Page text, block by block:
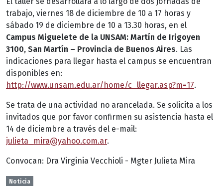
trabajo, viernes 18 de diciembre de 10 a 17 horas y
sábado 19 de diciembre de 10 a 13.30 horas, en el
Campus Miguelete de la UNSAM: Martín de Irigoyen
3100, San Martín – Provincia de Buenos Aires. Las
indicaciones para llegar hasta el campus se encuentran
disponibles en:
http://www.unsam.edu.ar/home/c_llegar.asp?m=17.
Se trata de una actividad no arancelada. Se solicita a los
invitados que por favor confirmen su asistencia hasta el
14 de diciembre a través del e-mail:
julieta_mira@yahoo.com.ar.
Convocan: Dra Virginia Vecchioli - Mgter Julieta Mira
Noticia